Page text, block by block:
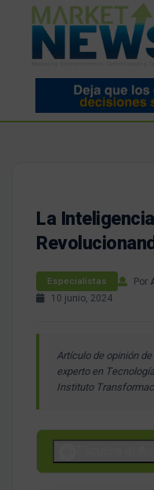
La
Especialistas Por
10 junio, 2024
Artículo de opinión
experto en
Instituto